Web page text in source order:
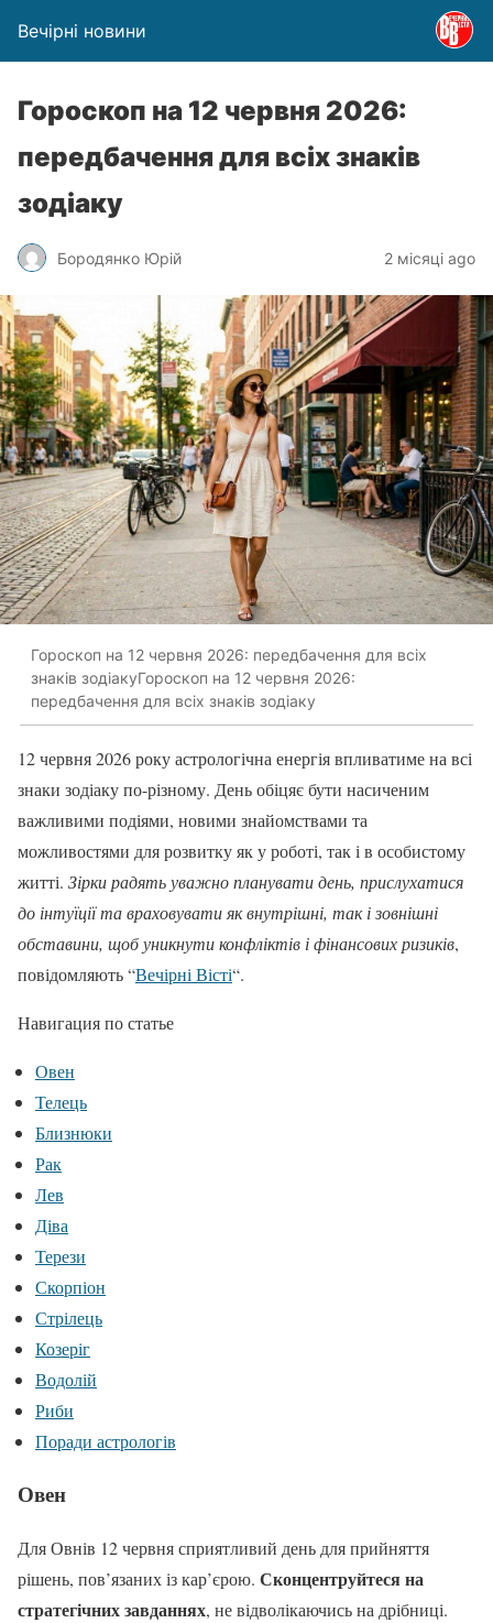
Вечірні новини
Гороскоп на 12 червня 2026:
передбачення для всіх знаків
зодіаку
Бородянко Юрій 2 місяці ago
Гороскоп на 12 червня 2026: передбачення для всіх
знаків зодіакуГороскоп на 12 червня 2026:
передбачення для всіх знаків зодіаку
12 червня 2026 року астрологічна енергія впливатиме на всі
знаки зодіаку по-різному. День обіцяє бути насиченим
важливими подіями, новими знайомствами та
можливостями для розвитку як у роботі, так і в особистому
житті. Зірки радять уважно планувати день, прислухатися
до інтуїції та враховувати як внутрішні, так і зовнішні
обставини, щоб уникнути конфліктів і фінансових ризиків,
повідомляють “Вечірні Вісті“.
Навигация по статье
Овен
Телець
Близнюки
Рак
Лев
Діва
Терези
Скорпіон
Стрілець
Козеріг
Водолій
Риби
Поради астрологів
Овен
Для Овнів 12 червня сприятливий день для прийняття
рішень, пов’язаних із кар’єрою. Сконцентруйтеся на
стратегічних завданнях, не відволікаючись на дрібниці.